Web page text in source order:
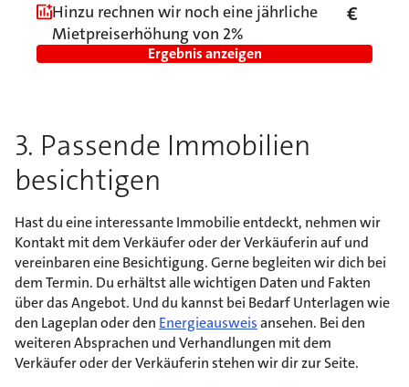
€
Hinzu rechnen wir noch eine jährliche
Mietpreiserhöhung von 2%
Ergebnis anzeigen
3. Passende Immobilien
besichtigen
Hast du eine interessante Immobilie entdeckt, nehmen wir
Kontakt mit dem Verkäufer oder der Verkäuferin auf und
vereinbaren eine Besichtigung. Gerne begleiten wir dich bei
dem Termin. Du erhältst alle wichtigen Daten und Fakten
über das Angebot. Und du kannst bei Bedarf Unterlagen wie
den Lageplan oder den Energieausweisansehen. Bei den
weiteren Absprachen und Verhandlungen mit dem
Verkäufer oder der Verkäuferin stehen wir dir zur Seite.